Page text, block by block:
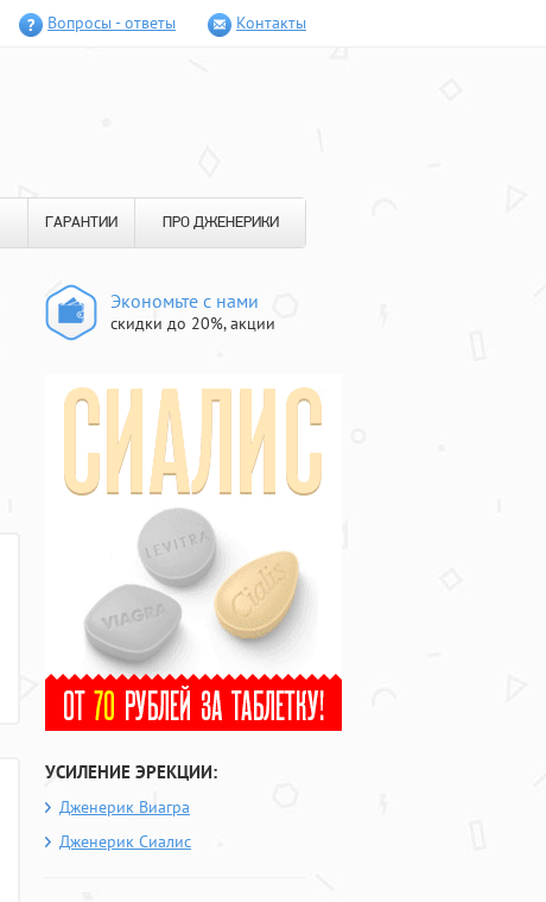
Вопросы - ответы Контакты
ГАРАНТИИ ПРО ДЖЕНЕРИКИ
Экономьте с нами
скидки до 20%, акции
УСИЛЕНИЕ ЭРЕКЦИИ:
Дженерик Виагра
Дженерик Сиалис